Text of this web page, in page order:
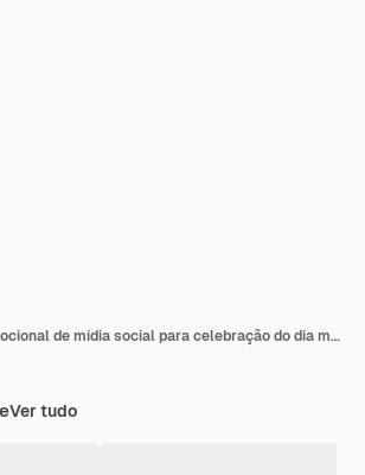
Modelo promocional de mídia social para celebração do dia mundial do meio ambiente
Ver tudo